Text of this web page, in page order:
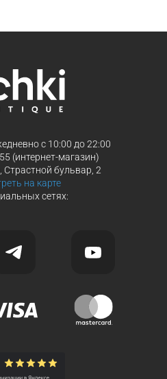
с 10:00 до 22:00
(интернет-магазин)
Страстной бульвар, 2
на карте
сетях: